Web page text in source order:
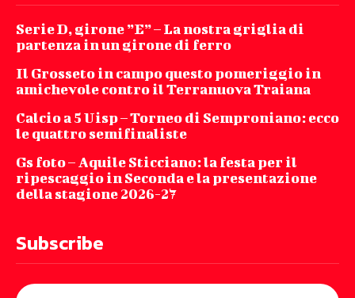
Serie D, girone ”E” – La nostra griglia di
partenza in un girone di ferro
Il Grosseto in campo questo pomeriggio in
amichevole contro il Terranuova Traiana
Calcio a 5 Uisp – Torneo di Semproniano: ecco
le quattro semifinaliste
Gs foto – Aquile Sticciano: la festa per il
ripescaggio in Seconda e la presentazione
della stagione 2026-27
Subscribe